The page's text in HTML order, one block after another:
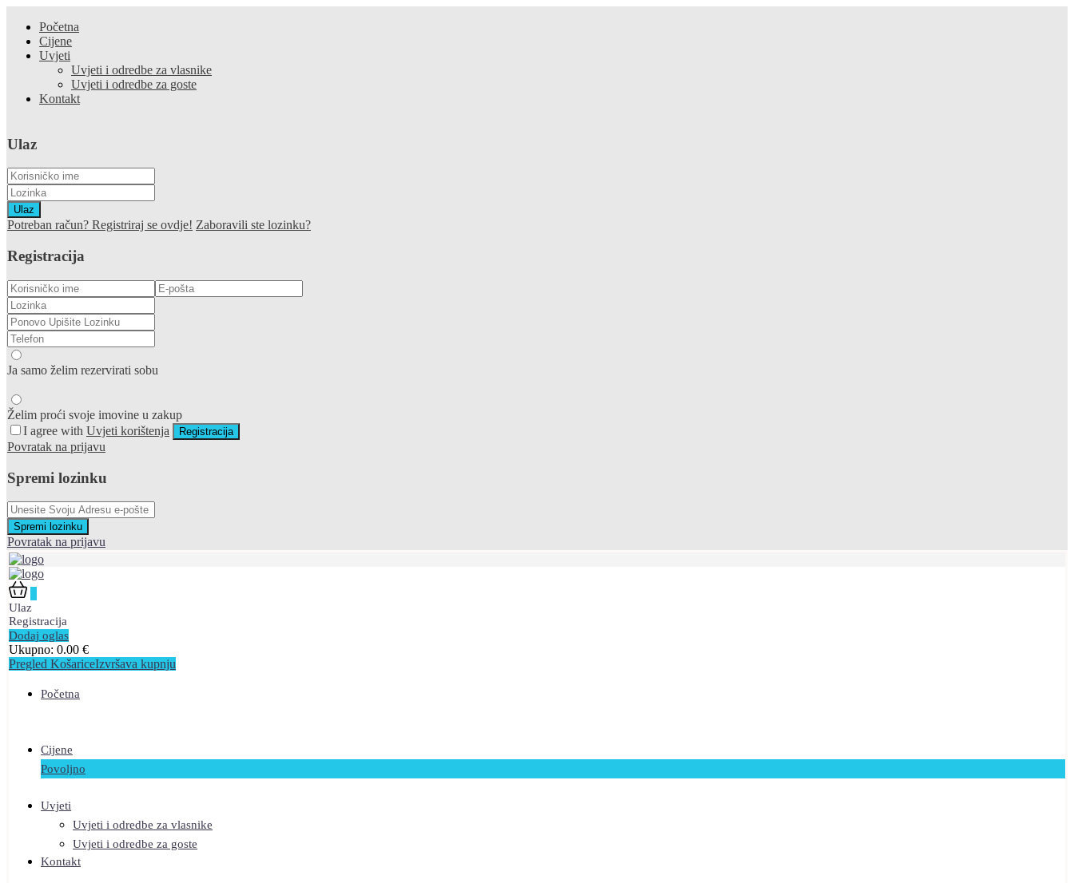
Početna
Cijene
Uvjeti
Uvjeti i odredbe za vlasnike
Uvjeti i odredbe za goste
Kontakt
Ulaz
Ulaz
Potreban račun? Registriraj se ovdje! Zaboravili ste lozinku?
Registracija
Ja samo želim rezervirati sobu
Želim proći svoje imovine u zakup
I agree with Uvjeti korištenja Registracija
Povratak na prijavu
Spremi lozinku
Spremi lozinku
Povratak na prijavu
Ulaz
Registracija
Dodaj oglas
Ukupno: 0.00 €
Pregled KošariceIzvršava kupnju
Početna
Cijene
Povoljno
Uvjeti
Uvjeti i odredbe za vlasnike
Uvjeti i odredbe za goste
Kontakt